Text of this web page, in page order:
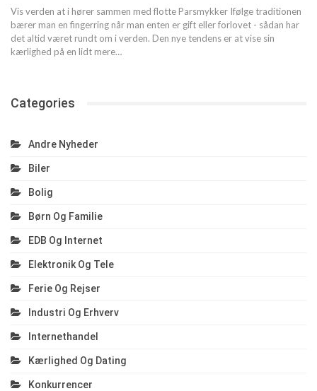
Vis verden at i hører sammen med flotte Parsmykker Ifølge traditionen
bærer man en fingerring når man enten er gift eller forlovet - sådan har
det altid været rundt om i verden. Den nye tendens er at vise sin
kærlighed på en lidt mere…
Categories
Andre Nyheder
Biler
Bolig
Børn Og Familie
EDB Og Internet
Elektronik Og Tele
Ferie Og Rejser
Industri Og Erhverv
Internethandel
Kærlighed Og Dating
Konkurrencer